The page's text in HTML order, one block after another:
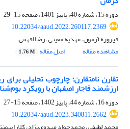
دوره 15، شماره 40، پاییز 1401، صفحه
15-29
10.22034/aaud.2022.260117.2369
فیروزه آزمون، مهدیه معینی، رضا افهمی
مشاهده مقاله
اصل مقاله 1.76 M
تقارن نامتقارن: چارچوب تحلیلی برای
ارزشمند قاجار اصفهان با رویکرد
دوره 16، شماره 44، پاییز 1402، صفحه
15-27
10.22034/aaud.2023.340811.2662